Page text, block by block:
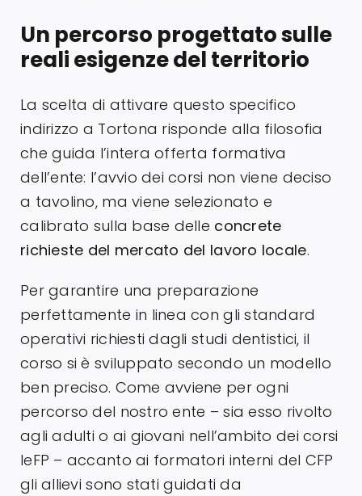
Un percorso progettato sulle
reali esigenze del territorio
La scelta di attivare questo specifico
indirizzo a Tortona risponde alla filosofia
che guida l’intera offerta formativa
dell’ente: l’avvio dei corsi non viene deciso
a tavolino, ma viene selezionato e
calibrato sulla base delle concrete
richieste del mercato del lavoro locale.
Per garantire una preparazione
perfettamente in linea con gli standard
operativi richiesti dagli studi dentistici, il
corso si è sviluppato secondo un modello
ben preciso. Come avviene per ogni
percorso del nostro ente – sia esso rivolto
agli adulti o ai giovani nell’ambito dei corsi
IeFP – accanto ai formatori interni del CFP
gli allievi sono stati guidati da